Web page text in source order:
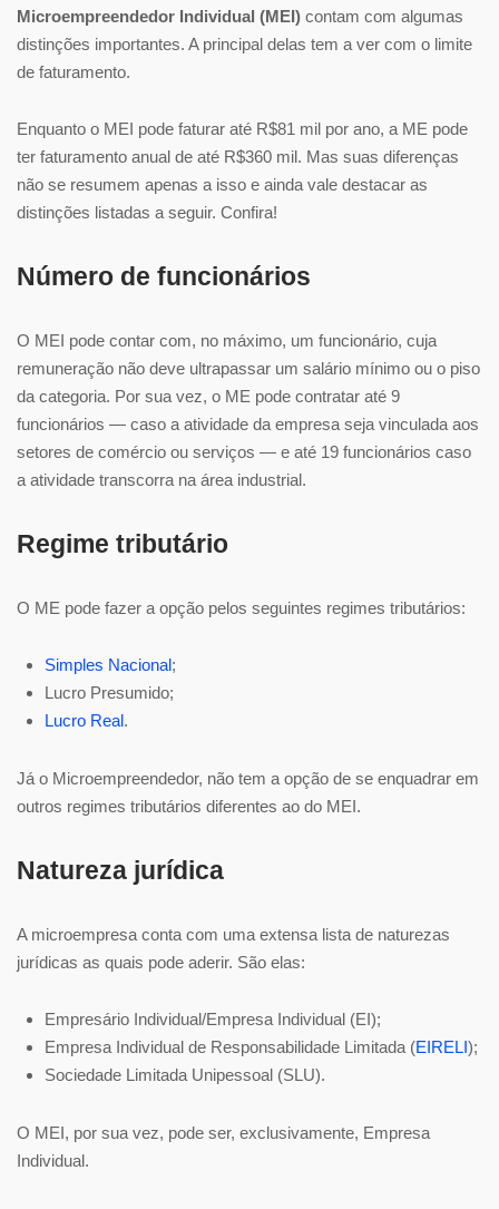
Microempreendedor Individual (MEI) contam com algumas
distinções importantes. A principal delas tem a ver com o limite
de faturamento.
Enquanto o MEI pode faturar até R$81 mil por ano, a ME pode
ter faturamento anual de até R$360 mil. Mas suas diferenças
não se resumem apenas a isso e ainda vale destacar as
distinções listadas a seguir. Confira!
Número de funcionários
O MEI pode contar com, no máximo, um funcionário, cuja
remuneração não deve ultrapassar um salário mínimo ou o piso
da categoria. Por sua vez, o ME pode contratar até 9
funcionários — caso a atividade da empresa seja vinculada aos
setores de comércio ou serviços — e até 19 funcionários caso
a atividade transcorra na área industrial.
Regime tributário
O ME pode fazer a opção pelos seguintes regimes tributários:
Simples Nacional;
Lucro Presumido;
Lucro Real.
Já o Microempreendedor, não tem a opção de se enquadrar em
outros regimes tributários diferentes ao do MEI.
Natureza jurídica
A microempresa conta com uma extensa lista de naturezas
jurídicas as quais pode aderir. São elas:
Empresário Individual/Empresa Individual (EI);
Empresa Individual de Responsabilidade Limitada (EIRELI);
Sociedade Limitada Unipessoal (SLU).
O MEI, por sua vez, pode ser, exclusivamente, Empresa
Individual.